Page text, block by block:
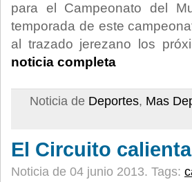
para el Campeonato del
temporada de este
al trazado jerezano los
noticia completa
Noticia de Deportes, Mas
El Circuito
Noticia de 04 junio 2013. Tags: